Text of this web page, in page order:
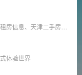
体验世界